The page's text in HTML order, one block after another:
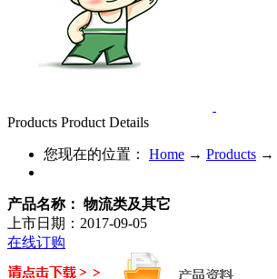
Products Product Details
您现在的位置： Home → Products →
产品名称： 物流类及其它
上市日期： 2017-09-05
在线订购